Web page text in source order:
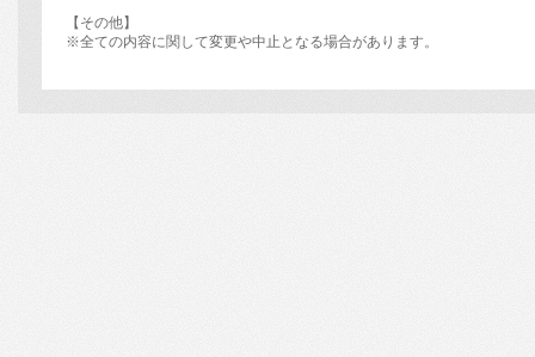
【その他】
※全ての内容に関して変更や中止となる場合があります。